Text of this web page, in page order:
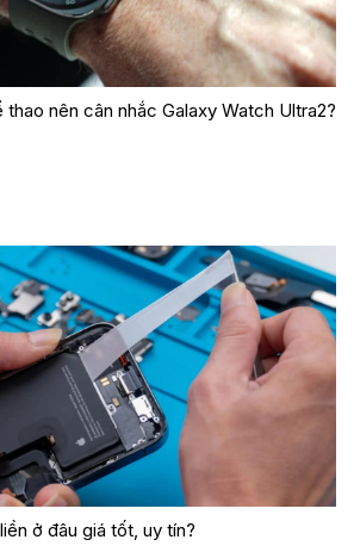
nên cân nhắc Galaxy Watch Ultra2?
ở đâu giá tốt, uy tín?